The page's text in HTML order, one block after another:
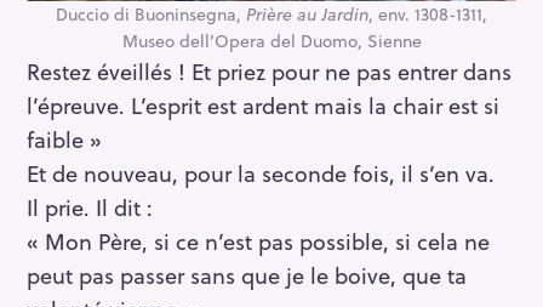
Duccio di Buoninsegna, Prière au Jardin, env. 1308-1311,
Museo dell’Opera del Duomo, Sienne
Restez éveillés ! Et priez pour ne pas entrer dans
l’épreuve. L’esprit est ardent mais la chair est si
faible »
Et de nouveau, pour la seconde fois, il s’en va.
Il prie. Il dit :
« Mon Père, si ce n’est pas possible, si cela ne
peut pas passer sans que je le boive, que ta